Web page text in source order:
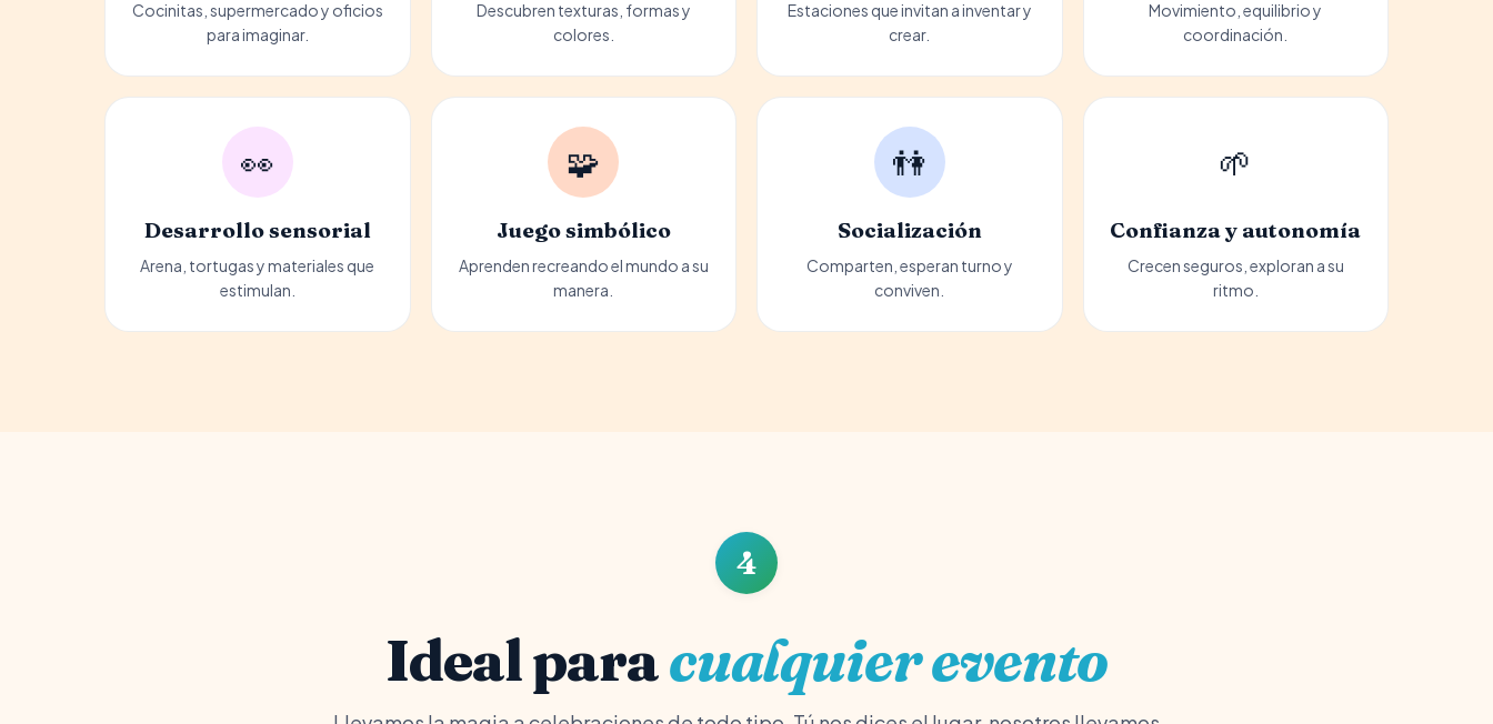
Cocinitas, supermercado y oficios
para imaginar.
Descubren texturas, formas y
colores.
Estaciones que invitan a inventar y
crear.
Movimiento, equilibrio y
coordinación.
👀
Desarrollo sensorial
Arena, tortugas y materiales que
estimulan.
🧩
Juego simbólico
Aprenden recreando el mundo a su
manera.
👫
Socialización
Comparten, esperan turno y
conviven.
🌱
Confianza y autonomía
Crecen seguros, exploran a su
ritmo.
4
Ideal paracualquier evento